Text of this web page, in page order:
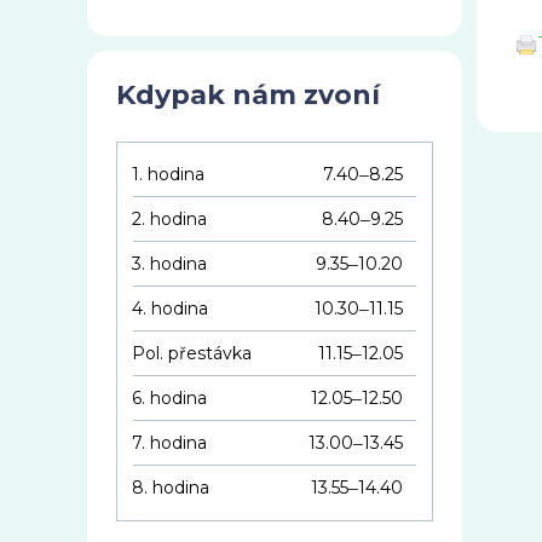
Kdypak nám zvoní
1. hodina 7.40–8.25
2. hodina 8.40–9.25
3. hodina 9.35–10.20
4. hodina 10.30–11.15
Pol. přestávka 11.15–12.05
6. hodina 12.05–12.50
7. hodina 13.00–13.45
8. hodina 13.55–14.40